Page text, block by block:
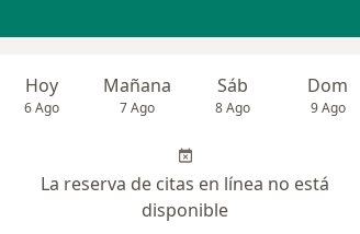
Hoy
6 Ago
Mañana
7 Ago
Sáb
8 Ago
Dom
9 Ago
La reserva de citas en línea no está
disponible